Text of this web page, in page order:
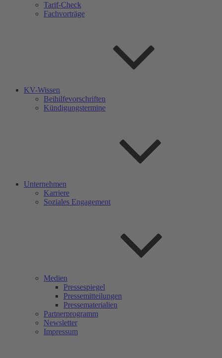
Tarif-Check
Fachvorträge
KV-Wissen
Beihilfevorschriften
Kündigungstermine
Unternehmen
Karriere
Soziales Engagement
Medien
Pressespiegel
Pressemitteilungen
Pressematerialien
Partnerprogramm
Newsletter
Impressum